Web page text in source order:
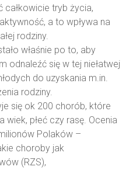
całkowicie tryb życia,
a to wpływa na
rodziny.
właśnie po to, aby
odnaleźć się w tej niełatwej
do uzyskania m.in.
rodziny.
się ok 200 chorób, które
wiek, płeć czy rasę. Ocenia
Polaków –
choroby jak
(RZS),